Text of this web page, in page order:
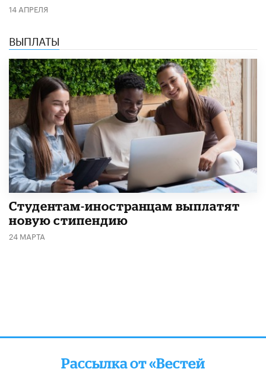
14 АПРЕЛЯ
ВЫПЛАТЫ
Студентам-иностранцам выплатят
новую стипендию
24 МАРТА
Рассылка от «Вестей